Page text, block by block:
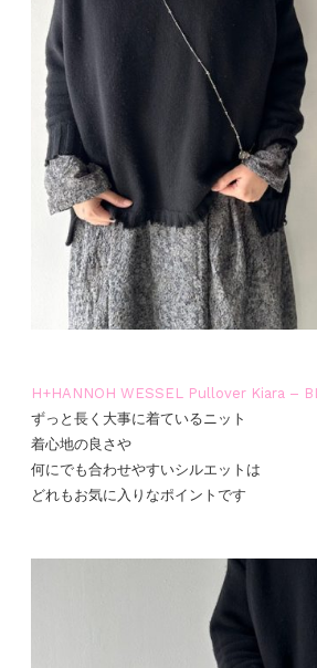
H+HANNOH WESSEL Pullover Kiara –
ずっと長く大事に着ているニット
着心地の良さや
何にでも合わせやすいシルエットは
どれもお気に入りなポイントです